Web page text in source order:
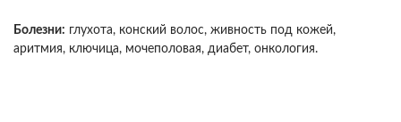
Болезни: глухота, конский волос, живность под кожей,
аритмия, ключица, мочеполовая, диабет, онкология.